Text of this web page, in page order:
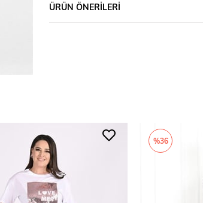
ÜRÜN ÖNERILERI
%36